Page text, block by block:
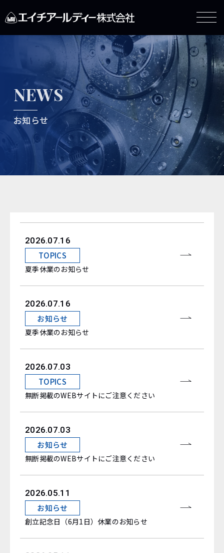
NEWS
お知らせ
2026.07.16
TOPICS
夏季休業のお知らせ
2026.07.16
お知らせ
夏季休業のお知らせ
2026.07.03
TOPICS
無断掲載のWEBサイトにご注意ください
2026.07.03
お知らせ
無断掲載のWEBサイトにご注意ください
2026.05.11
お知らせ
創立記念日（6月1日）休業のお知らせ